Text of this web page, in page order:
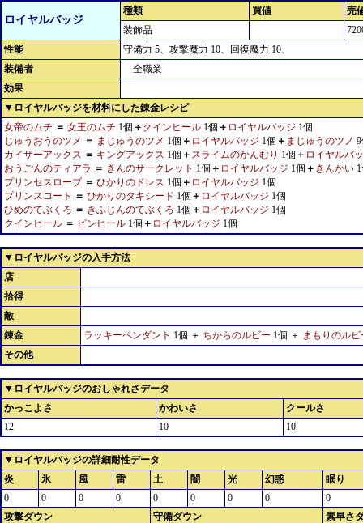
ロイヤルバッジ
種類 買値
売
装飾品
性能
守備力 5、攻撃魔力 10、回復魔力 10、
装備者
全職業
効果
▼ロイヤルバッジを材料にした錬金レシピ
女帝のムチ ＝ 女王のムチ 1個 ＋ クインヒール 1個 ＋ ロイヤルバッジ 1個
じゅうおうのツメ ＝ まじゅうのツメ 1個 ＋ ロイヤルバッジ 1個 ＋ まじゅうのツノ
カイザーアックス ＝ キングアックス 1個 ＋ スライムのかんむり 1個 ＋ ロイヤルバ
おうごんのティアラ ＝ きんのサークレット 1個 ＋ ロイヤルバッジ 1個 ＋ きんかい
プリンセスローブ ＝ ひかりのドレス 1個 ＋ ロイヤルバッジ 1個
プリンスコート ＝ ひかりのタキシード 1個 ＋ ロイヤルバッジ 1個
ひめのてぶくろ ＝ きふじんのてぶくろ 1個 ＋ ロイヤルバッジ 1個
クインヒール ＝ ピンヒール 1個 ＋ ロイヤルバッジ 1個
▼ロイヤルバッジの入手方法
店
拾得
敵
錬金
ラッキーペンダント 1個 ＋ ちからのルビー 1個 ＋ まもりのルビ
その他
▼ロイヤルバッジのおしゃれさデータ
かっこよさ
かわいさ
クールさ
12
10 10
▼ロイヤルバッジの詳細耐性データ
炎
氷 風 雷 土 闇 光 幻惑
眠り
0
0 0 0 0 0 0 0
0
攻撃ダウン
守備ダウン
素早さ